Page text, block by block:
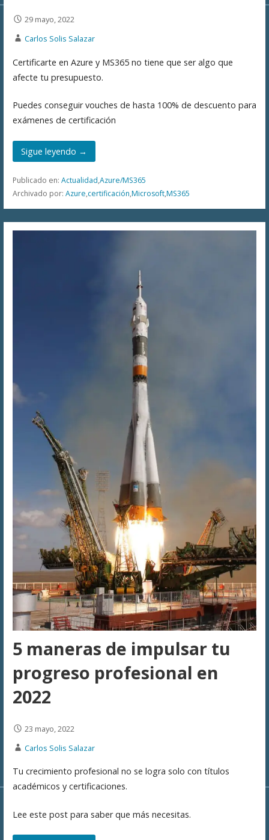
29 mayo, 2022
Carlos Solis Salazar
Certificarte en Azure y MS365 no tiene que ser algo que
afecte tu presupuesto.
Puedes conseguir vouches de hasta 100% de descuento para
exámenes de certificación
Sigue leyendo →
Publicado en: Actualidad,Azure/MS365
Archivado por: Azure,certificación,Microsoft,MS365
5 maneras de impulsar tu
progreso profesional en
2022
23 mayo, 2022
Carlos Solis Salazar
Tu crecimiento profesional no se logra solo con títulos
académicos y certificaciones.
Lee este post para saber que más necesitas.